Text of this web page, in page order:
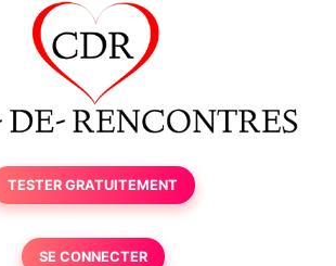
TESTER GRATUITEMENT
SE CONNECTER